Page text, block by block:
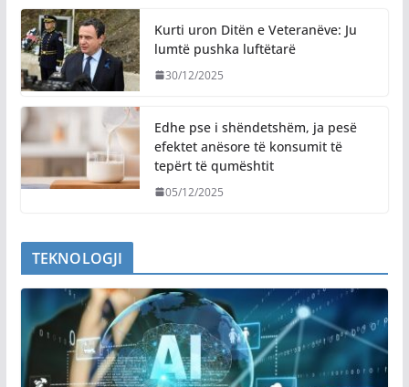
Kurti uron Ditën e Veteranëve: Ju
lumtë pushka luftëtarë
30/12/2025
Edhe pse i shëndetshëm, ja pesë
efektet anësore të konsumit të
tepërt të qumështit
05/12/2025
TEKNOLOGJI